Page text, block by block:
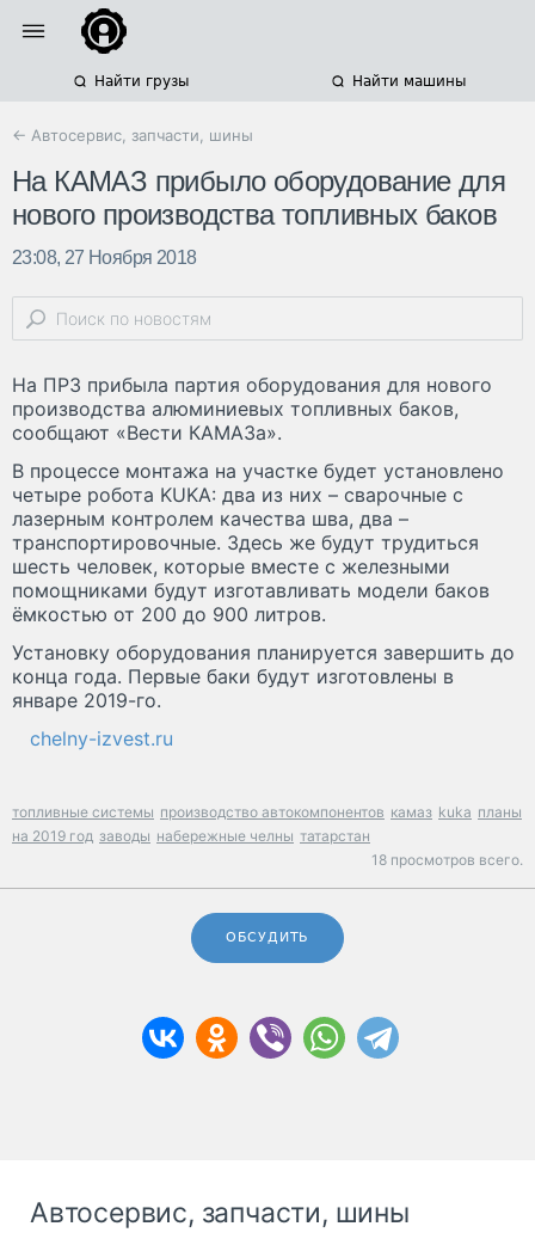
Найти грузы Найти машины
← Автосервис, запчасти, шины
На КАМАЗ прибыло оборудование для
нового производства топливных баков
23:08, 27 Ноября 2018
На ПРЗ прибыла партия оборудования для нового
производства алюминиевых топливных баков,
сообщают «Вести КАМАЗа».
В процессе монтажа на участке будет установлено
четыре робота KUKA: два из них – сварочные с
лазерным контролем качества шва, два –
транспортировочные. Здесь же будут трудиться
шесть человек, которые вместе с железными
помощниками будут изготавливать модели баков
ёмкостью от 200 до 900 литров.
Установку оборудования планируется завершить до
конца года. Первые баки будут изготовлены в
январе 2019-го.
chelny-izvest.ru
топливные системы производство автокомпонентов камаз kuka планы
на 2019 год заводы набережные челны татарстан
18 просмотров всего.
ОБСУДИТЬ
Автосервис, запчасти, шины